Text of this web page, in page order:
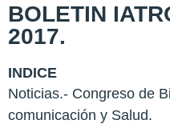
BOLETIN
2017.
INDICE
Noticias.- Congreso de
comunicación y Salud.